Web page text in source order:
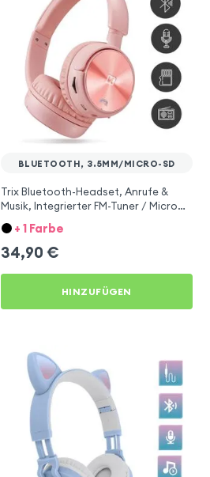
BLUETOOTH, 3.5MM/MICRO-SD
Trix Bluetooth-Headset, Anrufe &
Musik, Integrierter FM-Tuner / Micro
SD-Anschluss, Swissten – Rosa
+ 1 Farbe
34,90 €
HINZUFÜGEN